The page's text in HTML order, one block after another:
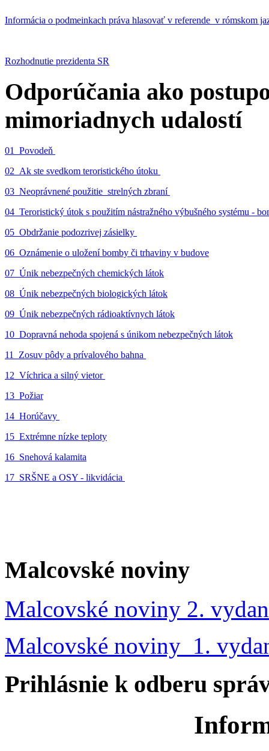
Informácia o podmeinkach práva hlasovať v referende v rómskom
Rozhodnutie prezidenta SR
Odporúčania ako
mimoriadnych udalostí
01_Povodeň
02_Ak ste svedkom teroristického útoku
03_Neoprávnené použitie strelných zbraní
04_Teroristický útok s použitím nástražného výbušného systému -
05_Obdržanie podozrivej zásielky
06_Oznámenie o uložení bomby či trhaviny v budove
07_Únik nebezpečných chemických látok
08_Únik nebezpečných biologických látok
09_Únik nebezpečných rádioaktívnych látok
10_Dopravná nehoda spojená s únikom nebezpečných látok
11_Zosuv pôdy a prívalového bahna
12_Víchrica a silný vietor
13_Požiar
14_Horúčavy
15_Extrémne nízke teploty
16_Snehová kalamita
17_SRŠNE a OSY - likvidácia
Malcovské noviny
Malcovské noviny 2.
Malcovské noviny 1.
Prihlásnie k odberu